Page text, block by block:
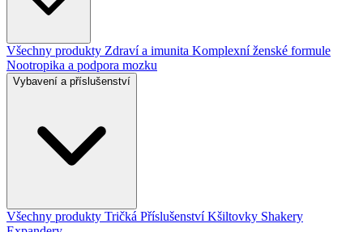
Všechny produkty Zdraví a imunita Komplexní ženské formule
Nootropika a podpora mozku
Vybavení a příslušenství
Všechny produkty Tričká PříslušenstvíKšiltovky Shakery